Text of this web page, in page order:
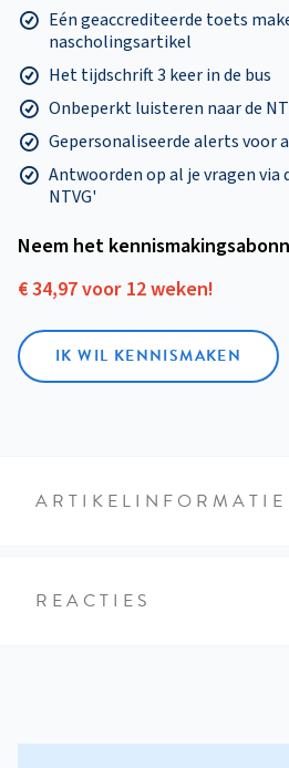
Eén geaccrediteerde toets
nascholingsartikel
Het tijdschrift 3 keer in de bus
Onbeperkt luisteren naar de
Gepersonaliseerde alerts voor
Antwoorden op al je vragen via
NTVG'
Neem het
€ 34,97 voor 12 weken!
IK WIL KENNISMAKEN
ARTIKELINFORMATIE
REACTIES